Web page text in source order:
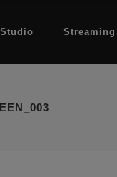
Studio Streaming